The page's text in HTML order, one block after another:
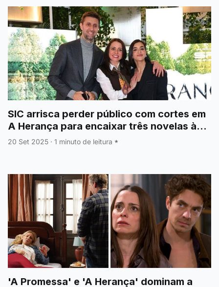
SIC arrisca perder público com cortes em
A Herança para encaixar três novelas à
noite
20 Set 2025 · 1 minuto de leitura
'A Promessa' e 'A Herança' dominam a